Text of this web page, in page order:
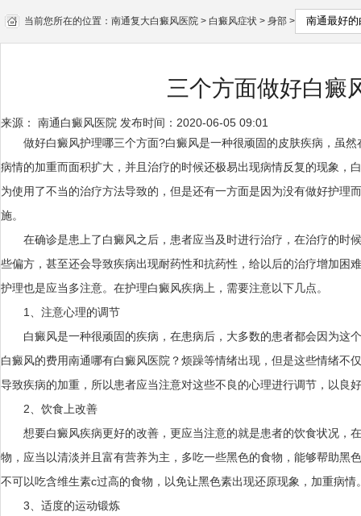
当前您所在的位置： 南通复大白癜风医院 > 白癜风症状 > 身部 >
三个方面做好白癜
来源： 南通白癜风医院 发布时间：2020-06-05 09:01
做好白癜风护理哪三个方面?白癜风是一种很顽固的皮肤疾病，虽然
病情的加重而面积扩大，并且治疗的时候还极易出现病情反复的现象，
为使用了不当的治疗方法导致的，但是还有一方面是因为没有做好护理
施。
在确诊是患上了白癜风之后，患者应当及时进行治疗，在治疗的时
些偏方，甚至还会导致疾病出现耐药性和抗药性，给以后的治疗增加困
护理也是应当多注意。在护理白癜风疾病上，需要注意以下几点。
1、注意心理的调节
白癜风是一种很顽固的疾病，在患病后，大多数的患者都会因为这
白癜风的费用南通哪有白癜风医院 ？烦躁等情绪出现，但是这些情绪不
导致疾病的加重，所以患者应当注意对这些不良的心理进行调节，以良
2、饮食上改善
想要白癜风疾病更好的改善，更应当注意的就是患者的饮食状况，
物，应当以清淡并且富有营养为主，多吃一些黑色的食物，能够帮助黑
不可以吃含维生素c过高的食物，以免让黑色素出现还原现象，加重病情
3、适度的运动锻炼